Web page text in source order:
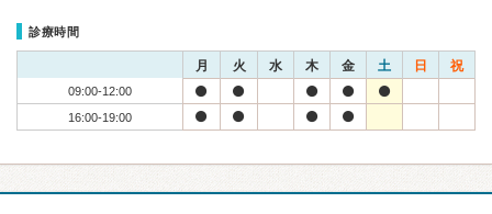
診療時間
月 火 水 木 金 土 日 祝
09:00-12:00
16:00-19:00